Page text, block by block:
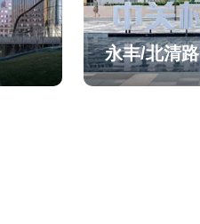
永丰/北清路